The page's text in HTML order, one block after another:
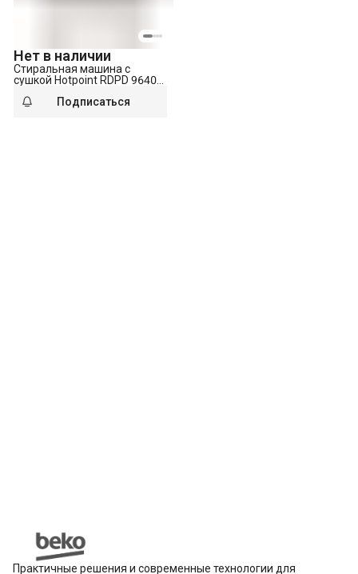
Нет в наличии
Стиральная машина с
сушкой Hotpoint RDPD 96407
Подписаться
Практичные решения и современные технологии для